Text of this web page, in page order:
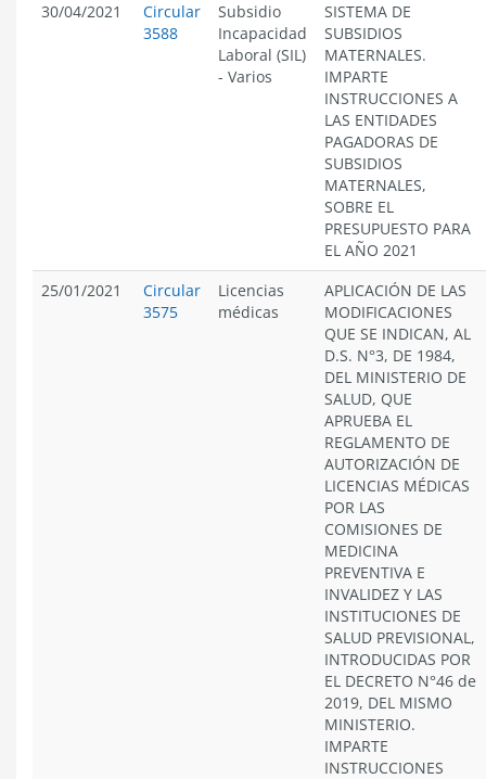
30/04/2021
Circular
3588
Subsidio
Incapacidad
Laboral (SIL)
- Varios
SISTEMA DE
SUBSIDIOS
MATERNALES.
IMPARTE
INSTRUCCIONES A
LAS ENTIDADES
PAGADORAS DE
SUBSIDIOS
MATERNALES,
SOBRE EL
PRESUPUESTO PARA
EL AÑO 2021
25/01/2021
Circular
3575
Licencias
médicas
APLICACIÓN DE LAS
MODIFICACIONES
QUE SE INDICAN, AL
D.S. N°3, DE 1984,
DEL MINISTERIO DE
SALUD, QUE
APRUEBA EL
REGLAMENTO DE
AUTORIZACIÓN DE
LICENCIAS MÉDICAS
POR LAS
COMISIONES DE
MEDICINA
PREVENTIVA E
INVALIDEZ Y LAS
INSTITUCIONES DE
SALUD PREVISIONAL,
INTRODUCIDAS POR
EL DECRETO N°46 de
2019, DEL MISMO
MINISTERIO.
IMPARTE
INSTRUCCIONES